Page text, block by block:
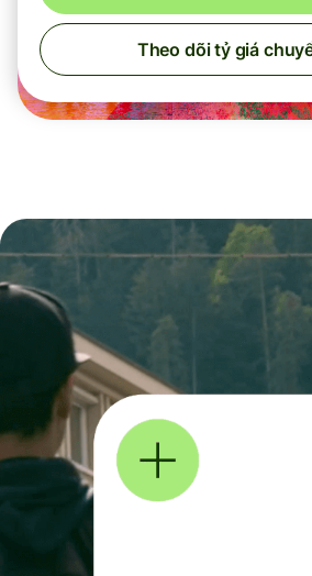
Theo dõi tỷ giá